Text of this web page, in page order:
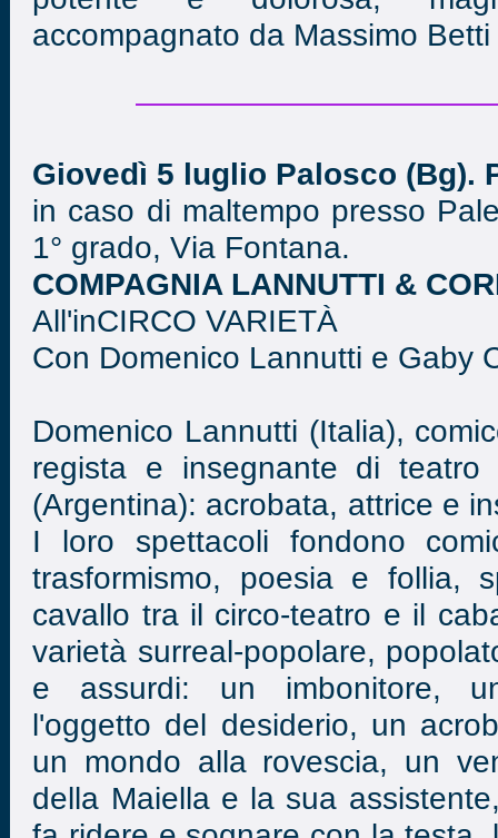
accompagnato da Massimo
Giovedì 5 luglio Palosco (Bg).
in caso di maltempo presso
1° grado, Via Fontana.
COMPAGNIA LANNUTTI &
All'inCIRCO VARIETÀ
Con Domenico Lannutti e Gaby
Domenico Lannutti (Italia),
regista e insegnante di
(Argentina): acrobata, attrice e
I loro spettacoli fondono
trasformismo, poesia e follia,
cavallo tra il circo-teatro e il
varietà surreal-popolare,
e assurdi: un imbonitore,
l'oggetto del desiderio, un
un mondo alla rovescia, un
della Maiella e la sua